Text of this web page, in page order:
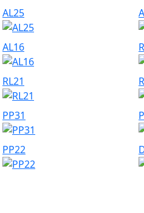
AL25
AL16
RL21
PP31
PP22